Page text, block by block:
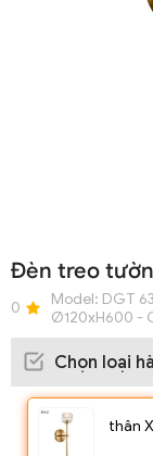
Đèn treo
0 Model: DGT
Ø120xH600 -
Chọn loại
thân